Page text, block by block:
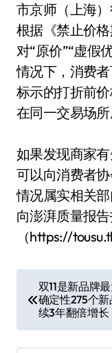
市京师（上海
根据《禁止价
对“原价”“虚假
情况下，消费
标示的打折前
在同一交易场所
如果发现商家
可以向消费者
情况属实相关
向澎湃质量报
（https://
章
导
双11是新品牌
确定性275个
续3年翻倍增长